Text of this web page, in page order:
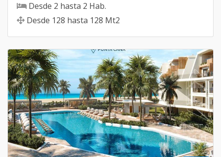
Desde 2 hasta 2 Hab.
Desde 128 hasta 128 Mt2